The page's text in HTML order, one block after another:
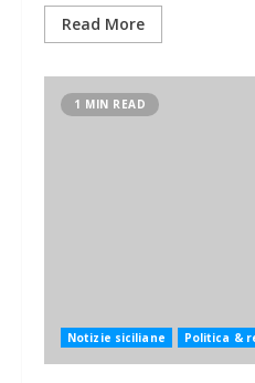
Read More
1 MIN READ
Notizie siciliane Politica &